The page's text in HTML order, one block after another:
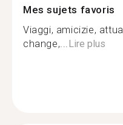
Mes sujets favoris
Viaggi, amicizie,
change,...Lire plus